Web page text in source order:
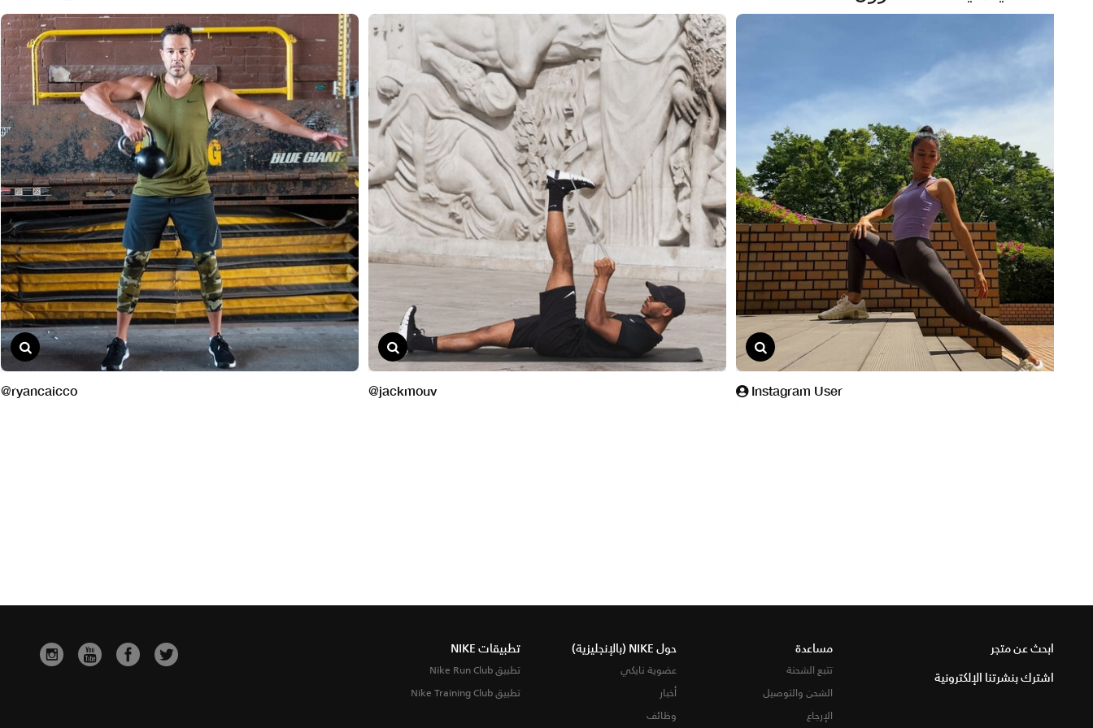
ابحث عن متجر
اشترك بنشرتنا الإلكترونية
مساعدة
تتبع الشحنة
الشحن والتوصيل
الإرجاع
حول NIKE (بالإنجليزية)
عضوية نايكي
أخبار
وظائف
تطبيقات NIKE
تطبيق Nike Run Club
تطبيق Nike Training Club